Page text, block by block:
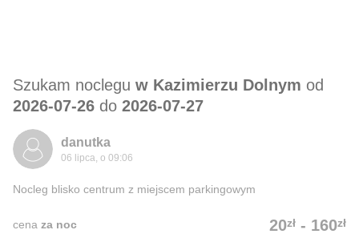
Szukam noclegu w Kazimierzu Dolnym od
2026-07-26 do 2026-07-27
danutka
06 lipca, o 09:06
Nocleg blisko centrum z miejscem parkingowym
20zł - 160zł
cena za noc